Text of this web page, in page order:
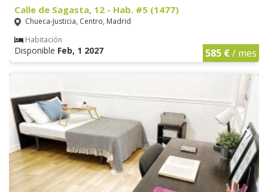
Calle de Sagasta, 12 - Hab. #5 (1477)
Chueca-Justicia, Centro, Madrid
Habitación
Disponible Feb, 1 2027 585 €/ mes